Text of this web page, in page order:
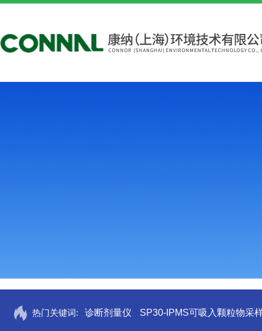
热门关键词: 诊断剂量仪 SP30-IPMS可吸入颗粒物采